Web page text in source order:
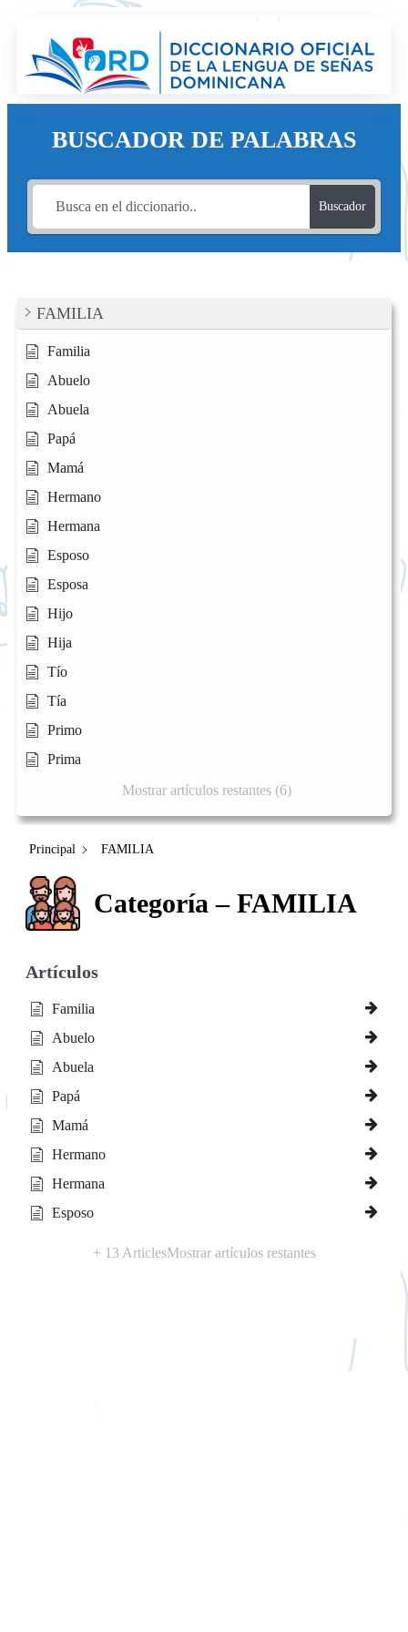
contenido
BUSCADOR DE PALABRAS
Buscador
FAMILIA
Familia
Abuelo
Abuela
Papá
Mamá
Hermano
Hermana
Esposo
Esposa
Hijo
Hija
Tío
Tía
Primo
Prima
Mostrar artículos restantes (6)
Principal FAMILIA
Categoría – FAMILIA
Artículos
Familia
Abuelo
Abuela
Papá
Mamá
Hermano
Hermana
Esposo
+ 13 ArticlesMostrar artículos restantes